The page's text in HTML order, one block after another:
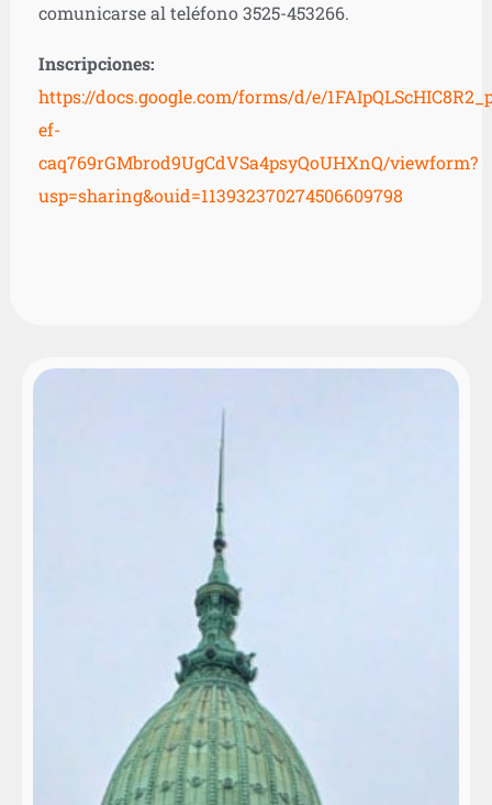
comunicarse al teléfono 3525-453266.
Inscripciones:
https://docs.google.com/forms/d/e/
ef-
caq769rGMbrod9UgCdVSa4psyQoUHXnQ/viewform?
usp=sharing&ouid=113932370274506609798